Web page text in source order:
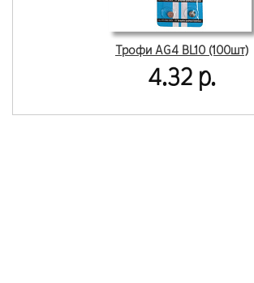
Трофи AG4 BL10 (100шт)
4.32 р.